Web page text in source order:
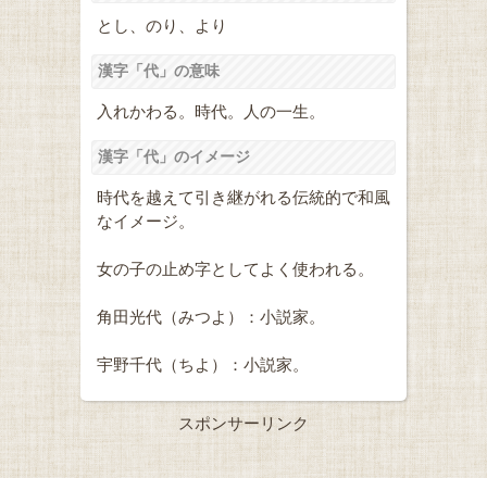
とし、のり、より
漢字「代」の意味
入れかわる。時代。人の一生。
漢字「代」のイメージ
時代を越えて引き継がれる伝統的で和風
なイメージ。
女の子の止め字としてよく使われる。
角田光代（みつよ）：小説家。
宇野千代（ちよ）：小説家。
スポンサーリンク